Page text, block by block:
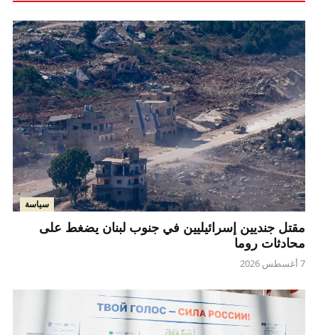
سياسة
مقتل جنديين إسرائيليين في جنوب لبنان يضغط على
محادثات روما
7 أغسطس 2026